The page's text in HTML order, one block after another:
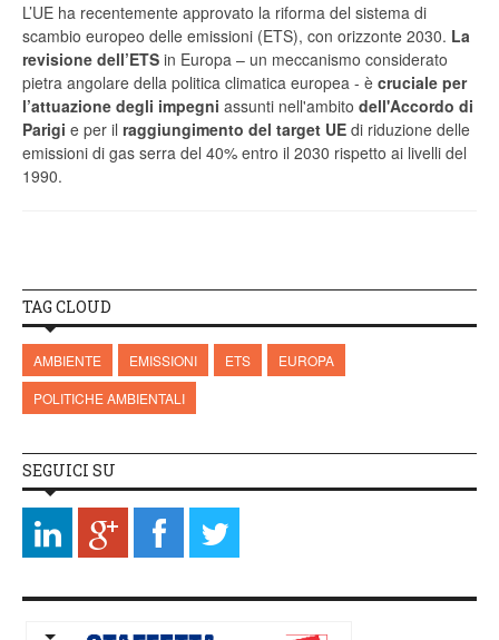
L’UE ha recentemente approvato la riforma del sistema di
scambio europeo delle emissioni (ETS), con orizzonte 2030. La
revisione dell’ETS in Europa – un meccanismo considerato
pietra angolare della politica climatica europea - è cruciale per
l’attuazione degli impegni assunti nell'ambito dell'Accordo di
Parigi e per il raggiungimento del target UE di riduzione delle
emissioni di gas serra del 40% entro il 2030 rispetto ai livelli del
1990.
TAG CLOUD
AMBIENTE EMISSIONI ETS
EUROPA
POLITICHE AMBIENTALI
SEGUICI SU